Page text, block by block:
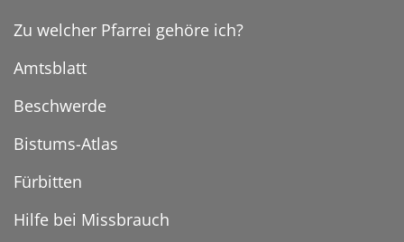
Zu welcher Pfarrei gehöre ich?
Amtsblatt
Beschwerde
Bistums-Atlas
Fürbitten
Hilfe bei Missbrauch